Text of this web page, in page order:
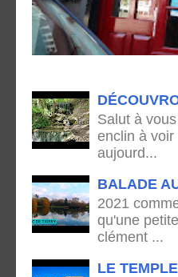
Salut à
enclin à
aujourd...
BALADE
2021
qu'une
clément ...
LE